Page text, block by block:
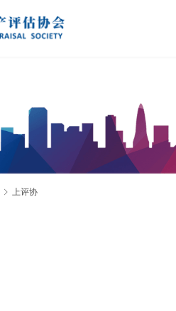
上评协